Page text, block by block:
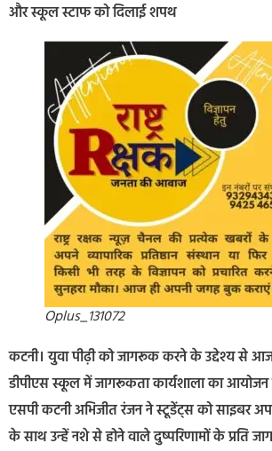
और स्कूल स्टाफ को दिलाई शपथ
Oplus_131072
कटनी। युवा पीढ़ी को जागरूक करने के उद्देश्य से आज
डीपीएस स्कूल में जागरूकता कार्यशाला का आयोजन
एसपी कटनी अभिजीत रंजन ने स्टूडेंट्स को साइबर
के साथ उन्हें नशे से होने वाले दुष्परिणामों के प्रति